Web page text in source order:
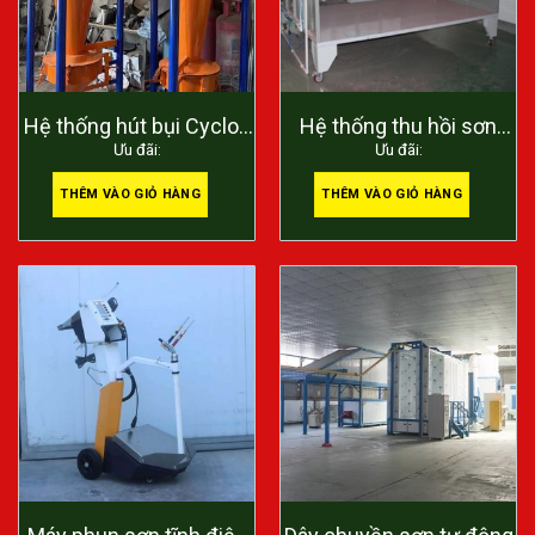
Hệ thống hút bụi Cyclon
1 cấp
Ưu đãi:
THÊM VÀO GIỎ HÀNG
Hệ thống thu hồi sơn
tĩnh điện bằng FILTER
Ưu đãi:
THÊM VÀO GIỎ HÀNG